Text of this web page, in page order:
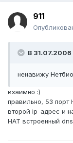
911
В 31.07.2006
ненавижу
взаимно :)
правильно, 53 порт
второй ip-адрес и
НАТ встроенный